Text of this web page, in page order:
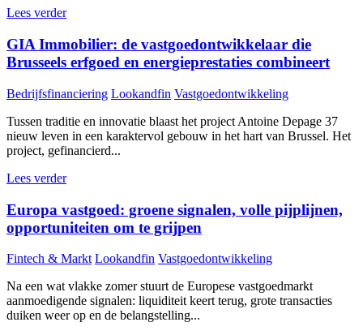
Lees verder
GIA Immobilier: de vastgoedontwikkelaar die
Brusseels erfgoed en energieprestaties combineert
Bedrijfsfinanciering Lookandfin Vastgoedontwikkeling
Tussen traditie en innovatie blaast het project Antoine Depage 37
nieuw leven in een karaktervol gebouw in het hart van Brussel. Het
project, gefinancierd...
Lees verder
Europa vastgoed: groene signalen, volle pijplijnen,
opportuniteiten om te grijpen
Fintech & Markt Lookandfin Vastgoedontwikkeling
Na een wat vlakke zomer stuurt de Europese vastgoedmarkt
aanmoedigende signalen: liquiditeit keert terug, grote transacties
duiken weer op en de belangstelling...